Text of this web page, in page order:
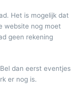
Het is mogelijk dat
website nog moet
geen rekening
Bel dan eerst eventjes
er nog is.